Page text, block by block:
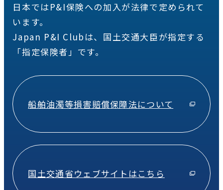
日本ではP&I保険への加入が法律で定められて
います。
Japan P&I Clubは、国土交通大臣が指定する
「指定保険者」です。
船舶油濁等損害賠償保障法について
国土交通省ウェブサイトはこちら